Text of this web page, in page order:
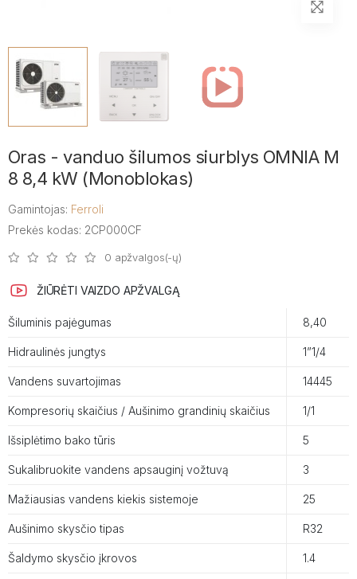
Oras - vanduo šilumos siurblys OMNIA M
8 8,4 kW (Monoblokas)
Gamintojas: Ferroli
Prekės kodas: 2CP000CF
0 apžvalgos(-ų)
ŽIŪRĖTI VAIZDO APŽVALGĄ
Šiluminis pajėgumas 8,40
Hidraulinės jungtys 1”1/4
Vandens suvartojimas 14445
Kompresorių skaičius / Aušinimo grandinių skaičius 1/1
Išsiplėtimo bako tūris 5
Sukalibruokite vandens apsauginį vožtuvą 3
Mažiausias vandens kiekis sistemoje 25
Aušinimo skysčio tipas R32
Šaldymo skysčio įkrovos 1.4